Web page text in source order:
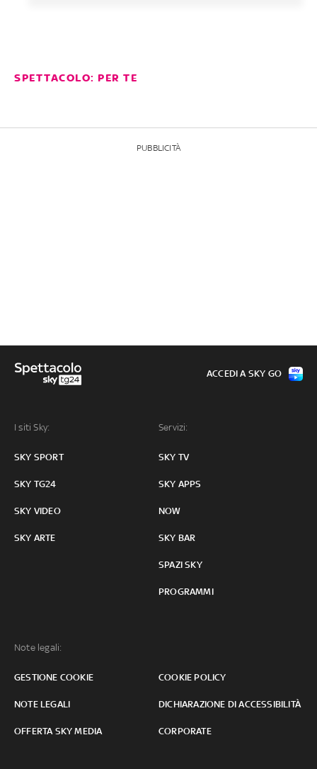
SPETTACOLO: PER TE
PUBBLICITÀ
I siti Sky:
SKY SPORT
SKY TG24
SKY VIDEO
SKY ARTE
Servizi:
SKY TV
SKY APPS
NOW
SKY BAR
SPAZI SKY
PROGRAMMI
Note legali:
GESTIONE COOKIE COOKIE POLICY
NOTE LEGALI DICHIARAZIONE DI ACCESSIBILITÀ
OFFERTA SKY MEDIA CORPORATE
ACCEDI A SKY GO